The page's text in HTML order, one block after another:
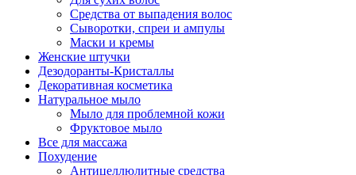
Средства от выпадения волос
Сыворотки, спреи и ампулы
Маски и кремы
Женские штучки
Дезодоранты-Кристаллы
Декоративная косметика
Натуральное мыло
Мыло для проблемной кожи
Фруктовое мыло
Все для массажа
Похудение
Антицеллюлитные средства